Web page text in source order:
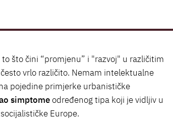
što čini “promjenu” i "razvoj" u različitim
vrlo različito. Nemam intelektualne
pojedine primjerke urbanističke
simptomeodređenog tipa koji je vidljiv u
Europe.